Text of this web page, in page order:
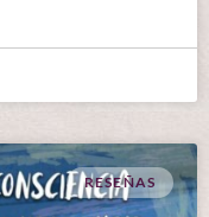
RESEÑAS